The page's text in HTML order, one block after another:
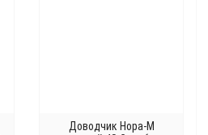
Доводчик Нора-М